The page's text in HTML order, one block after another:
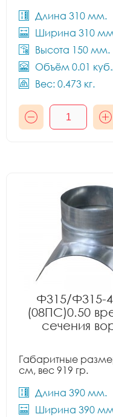
Длина 310 мм.
Ширина 310
Высота 150 мм.
Объём 0.01
Вес: 0.473 кг.
Ф315/Ф315-
(08ПС)0.50
сечения
Габаритные
см, вес 919 гр.
Длина 390 мм.
Ширина 390